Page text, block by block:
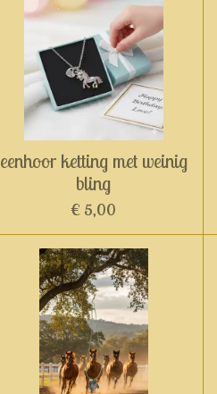
eenhoor ketting met weinig
bling
€ 5,00